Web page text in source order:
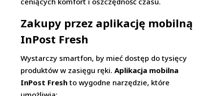
Zakupy przez aplikację mobilną
InPost Fresh
Wystarczy smartfon, by mieć dostęp do tysięcy
produktów w zasięgu ręki.Aplikacja mobilna
InPost Fresh to wygodne narzędzie, które